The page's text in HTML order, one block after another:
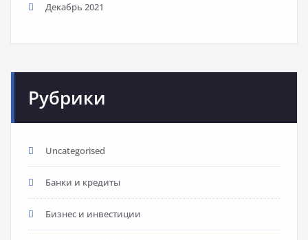
Декабрь 2021
Рубрики
Uncategorised
Банки и кредиты
Бизнес и инвестиции